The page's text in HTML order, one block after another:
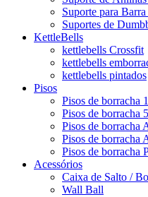
Suporte para
Suportes de
KettleBells
kettlebells Crossfit
kettlebells
kettlebells pintados
Pisos
Pisos de borracha
Pisos de borracha
Pisos de borracha
Pisos de borracha
Pisos de borracha
Acessórios
Caixa de Salto /
Wall Ball